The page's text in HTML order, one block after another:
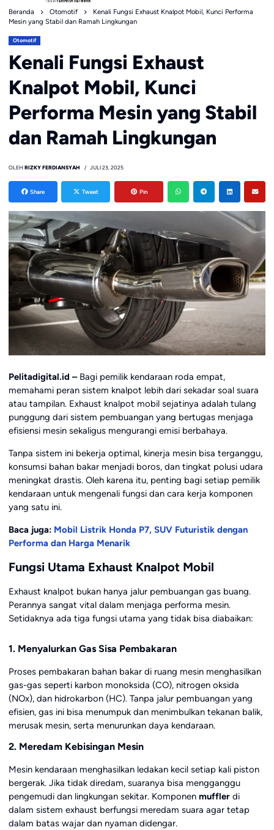
Beranda Otomotif
Kenali Fungsi Exhaust Knalpot Mobil, Kunci Performa
Mesin yang Stabil dan Ramah Lingkungan
Otomotif
Kenali Fungsi Exhaust
Knalpot Mobil, Kunci
Performa Mesin yang Stabil
dan Ramah Lingkungan
OLEH RIZKY FERDIANSYAH JULI 23, 2025
Share Tweet Pin
Pelitadigital.id – Bagi pemilik kendaraan roda empat,
memahami peran sistem knalpot lebih dari sekadar soal suara
atau tampilan. Exhaust knalpot mobil sejatinya adalah tulang
punggung dari sistem pembuangan yang bertugas menjaga
efisiensi mesin sekaligus mengurangi emisi berbahaya.
Tanpa sistem ini bekerja optimal, kinerja mesin bisa terganggu,
konsumsi bahan bakar menjadi boros, dan tingkat polusi udara
meningkat drastis. Oleh karena itu, penting bagi setiap pemilik
kendaraan untuk mengenali fungsi dan cara kerja komponen
yang satu ini.
Baca juga: Mobil Listrik Honda P7, SUV Futuristik dengan
Performa dan Harga Menarik
Fungsi Utama Exhaust Knalpot Mobil
Exhaust knalpot bukan hanya jalur pembuangan gas buang.
Perannya sangat vital dalam menjaga performa mesin.
Setidaknya ada tiga fungsi utama yang tidak bisa diabaikan:
1. Menyalurkan Gas Sisa Pembakaran
Proses pembakaran bahan bakar di ruang mesin menghasilkan
gas-gas seperti karbon monoksida (CO), nitrogen oksida
(NOx), dan hidrokarbon (HC). Tanpa jalur pembuangan yang
efisien, gas ini bisa menumpuk dan menimbulkan tekanan balik,
merusak mesin, serta menurunkan daya kendaraan.
2. Meredam Kebisingan Mesin
Mesin kendaraan menghasilkan ledakan kecil setiap kali piston
bergerak. Jika tidak diredam, suaranya bisa mengganggu
pengemudi dan lingkungan sekitar. Komponen mufflerdi
dalam sistem exhaust berfungsi meredam suara agar tetap
dalam batas wajar dan nyaman didengar.